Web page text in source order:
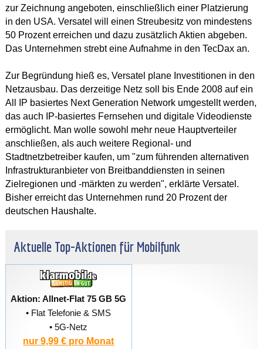
zur Zeichnung angeboten, einschließlich einer Platzierung
in den USA. Versatel will einen Streubesitz von mindestens
50 Prozent erreichen und dazu zusätzlich Aktien abgeben.
Das Unternehmen strebt eine Aufnahme in den TecDax an.
Zur Begründung hieß es, Versatel plane Investitionen in den
Netzausbau. Das derzeitige Netz soll bis Ende 2008 auf ein
All IP basiertes Next Generation Network umgestellt werden,
das auch IP-basiertes Fernsehen und digitale Videodienste
ermöglicht. Man wolle sowohl mehr neue Hauptverteiler
anschließen, als auch weitere Regional- und
Stadtnetzbetreiber kaufen, um "zum führenden alternativen
Infrastrukturanbieter von Breitbanddiensten in seinen
Zielregionen und -märkten zu werden", erklärte Versatel.
Bisher erreicht das Unternehmen rund 20 Prozent der
deutschen Haushalte.
Aktuelle Top-Aktionen für Mobilfunk
Aktion: Allnet-Flat 75 GB 5G
• Flat Telefonie & SMS
• 5G-Netz
nur 9,99 € pro Monat